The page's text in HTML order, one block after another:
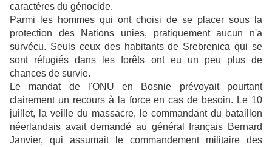
caractères du génocide.
Parmi les hommes qui ont choisi de se placer sous la
protection des Nations unies, pratiquement aucun n'a
survécu. Seuls ceux des habitants de Srebrenica qui se
sont réfugiés dans les forêts ont eu un peu plus de
chances de survie.
Le mandat de l'ONU en Bosnie prévoyait pourtant
clairement un recours à la force en cas de besoin. Le 10
juillet, la veille du massacre, le commandant du bataillon
néerlandais avait demandé au général français Bernard
Janvier, qui assumait le commandement militaire des